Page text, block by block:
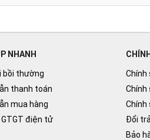
NHANH
bồi thường
thanh toán
mua hàng
GTGT điện tử
Chính
Chính
Chính
Đổi
Bảo